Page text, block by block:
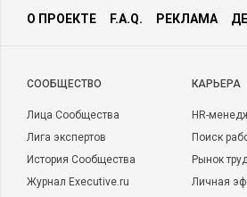
О ПРОЕКТЕ F.A.Q. РЕКЛАМА
CООБЩЕСТВО
Лица Сообщества
Лига экспертов
История Сообщества
Журнал Executive.ru
КАРЬЕРА
HR-
Поиск
Рынок
Личная